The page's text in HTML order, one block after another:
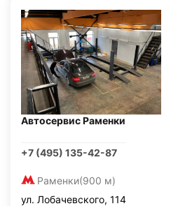
Автосервис Раменки
+7 (495) 135-42-87
Раменки(900 м)
ул. Лобачевского, 114